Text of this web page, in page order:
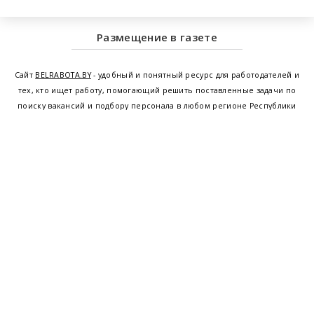
Размещение в газете
Сайт BELRABOTA.BY- удобный и понятный ресурс для работодателей и
тех, кто ищет работу, помогающий решить поставленные задачи по
поиску вакансий и подбору персонала в любом регионе Республики